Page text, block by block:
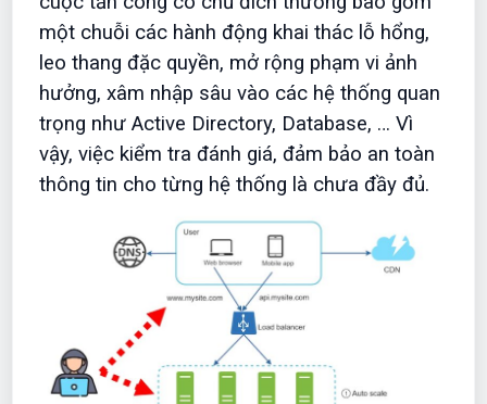
một chuỗi các hành động khai thác lỗ hổng,
leo thang đặc quyền, mở rộng phạm vi ảnh
hưởng, xâm nhập sâu vào các hệ thống quan
trọng như Active Directory, Database, … Vì
vậy, việc kiểm tra đánh giá, đảm bảo an toàn
thông tin cho từng hệ thống là chưa đầy đủ.